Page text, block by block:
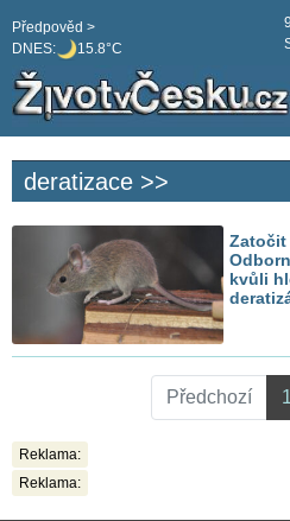
DNES: 15.8°C
Předpověd >
deratizace >>
Zatočit
kvůli
Předchozí 1
Reklama:
Reklama: